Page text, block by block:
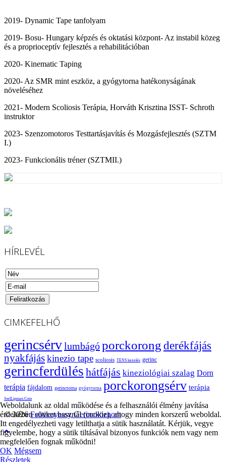
2019- Dynamic Tape tanfolyam
2019- Bosu- Hungary képzés és oktatási központ- Az instabil közeg
és a proprioceptív fejlesztés a rehabilitációban
2020- Kinematic Taping
2020- Az SMR mint eszköz, a gyógytorna hatékonyságának
növeléséhez
2021- Modern Scoliosis Terápia, Horváth Krisztina ISST- Schroth
instruktor
2023- Szenzomotoros Testtartásjavítás és Mozgásfejlesztés (SZTM
I.)
2023- Funkcionális tréner (SZTMII.)
HÍRLEVÉL
CIMKEFELHŐ
gerincsérvlumbágóporckorong derékfájás
nyakfájáskinezio tape scoliosis TENS kezelés gerinc
gerincferdülés hátfájás kineziológiai szalag Dorn
terápia fájdalom gerinctorna gyógytorna porckorongsérv terápia
JoelLipman.Com
© 2026Feövenyessy Gerincközpont
Weboldalunk az oldal működése és a felhasználói élmény javítása
érdekében sütiket használ (cookie), ahogy minden korszerű weboldal.
Itt engedélyezheti vagy letilthatja a sütik használatát. Kérjük, vegye
figyelembe, hogy a sütik tiltásával bizonyos funkciók nem vagy nem
megfelelően fognak működni!
OK Mégsem
Részletek